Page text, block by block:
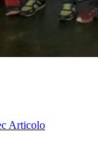
Articolo